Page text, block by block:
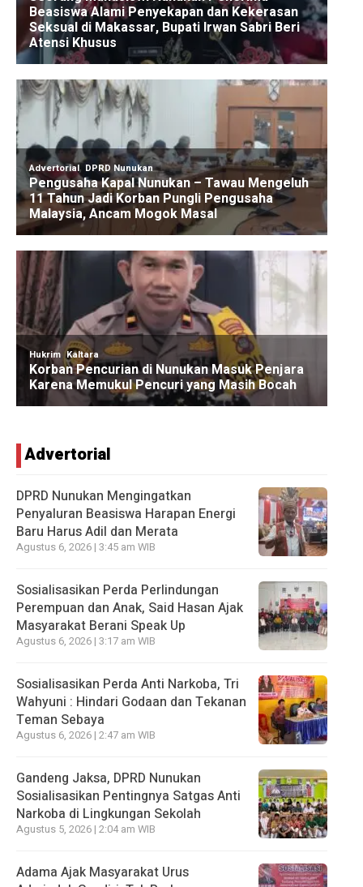
Advertorial
DPRD Nunukan Mengingatkan
Penyaluran Beasiswa Harapan Energi
Baru Harus Adil dan Merata
Agustus 6, 2026 | 3:45 am WIB
Sosialisasikan Perda Perlindungan
Perempuan dan Anak, Said Hasan Ajak
Masyarakat Berani Speak Up
Agustus 6, 2026 | 3:17 am WIB
Sosialisasikan Perda Anti Narkoba, Tri
Wahyuni : Hindari Godaan dan Tekanan
Teman Sebaya
Agustus 6, 2026 | 2:47 am WIB
Gandeng Jaksa, DPRD Nunukan
Sosialisasikan Pentingnya Satgas Anti
Narkoba di Lingkungan Sekolah
Agustus 5, 2026 | 2:04 am WIB
Adama Ajak Masyarakat Urus